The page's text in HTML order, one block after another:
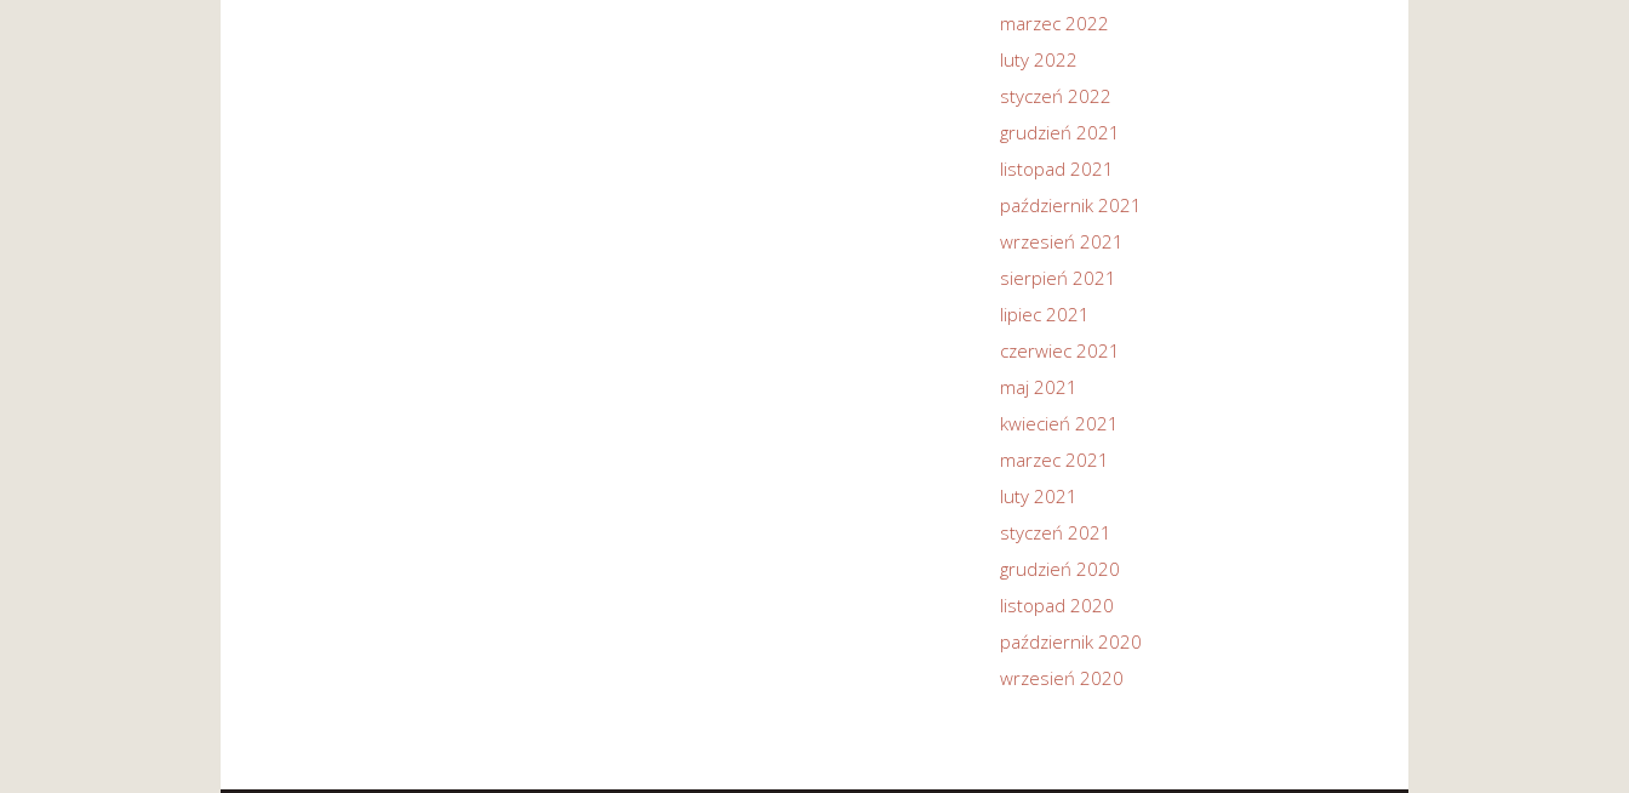
marzec 2022
luty 2022
styczeń 2022
grudzień 2021
listopad 2021
październik 2021
wrzesień 2021
sierpień 2021
lipiec 2021
czerwiec 2021
maj 2021
kwiecień 2021
marzec 2021
luty 2021
styczeń 2021
grudzień 2020
listopad 2020
październik 2020
wrzesień 2020